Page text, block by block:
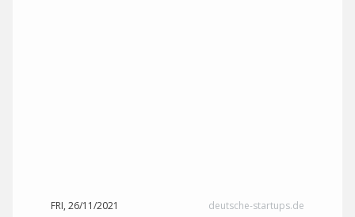
FRI, 26/11/2021 deutsche-startups.de